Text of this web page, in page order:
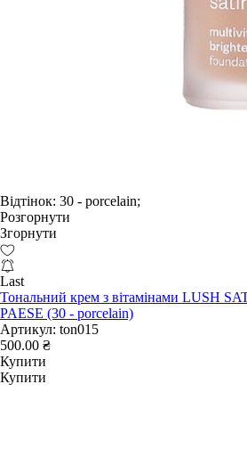
Відтінок: 30 - porcelain;
Розгорнути
Згорнути
Last
Тональний крем з вітамінами LUSH
PAESE (30 - porcelain)
Артикул: ton015
500.00 ₴
Купити
Купити